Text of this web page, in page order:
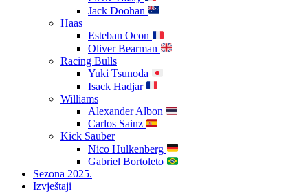
Jack Doohan
Haas
Esteban Ocon
Oliver Bearman
Racing Bulls
Yuki Tsunoda
Isack Hadjar
Williams
Alexander Albon
Carlos Sainz
Kick Sauber
Nico Hulkenberg
Gabriel Bortoleto
Sezona 2025.
Izvještaji